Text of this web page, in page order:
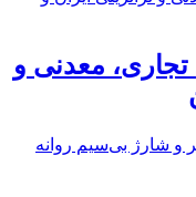
تجاری، معدنی و